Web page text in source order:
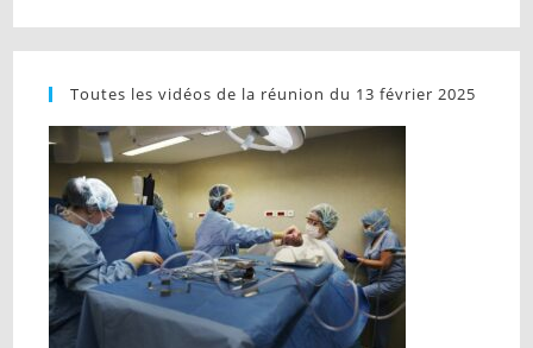
Toutes les vidéos de la réunion du 13 février 2025